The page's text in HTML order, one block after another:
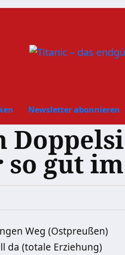
Newsletter abonnieren
gut im
Weg (Ostpreußen)
da (totale Erziehung)